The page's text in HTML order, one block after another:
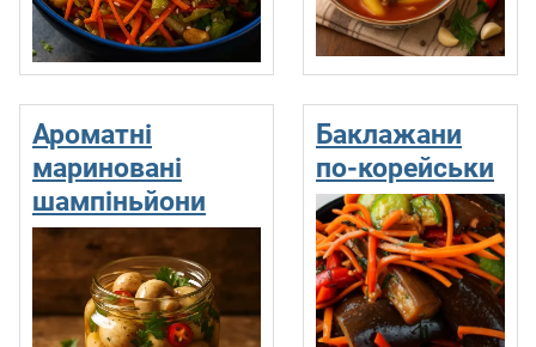
Ароматні
мариновані
шампіньйони
Баклажани
по-корейськи